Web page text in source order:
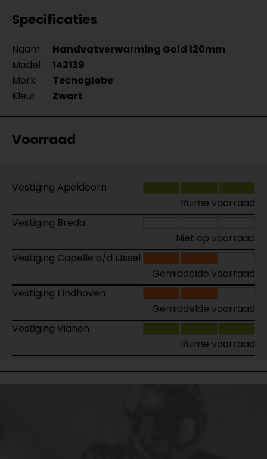
Specificaties
Naam
Handvatverwarming Gold 120mm
Model
142139
Merk
Tecnoglobe
Kleur
Zwart
Voorraad
Vestiging Apeldoorn
Ruime voorraad
Vestiging Breda
Niet op voorraad
Vestiging Capelle a/d IJssel
Gemiddelde voorraad
Vestiging Eindhoven
Gemiddelde voorraad
Vestiging Vianen
Ruime voorraad